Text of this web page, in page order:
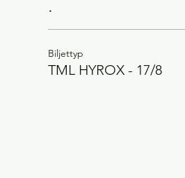
Biljettyp
TML HYROX - 17/8